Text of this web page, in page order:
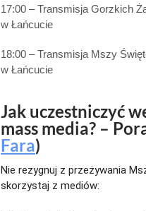
17:00 – Transmisja Gorzkich
w Łańcucie
18:00 – Transmisja Mszy
w Łańcucie
Jak uczestniczyć
mass media? –
Fara)
Nie rezygnuj z przeżywania
skorzystaj z mediów: